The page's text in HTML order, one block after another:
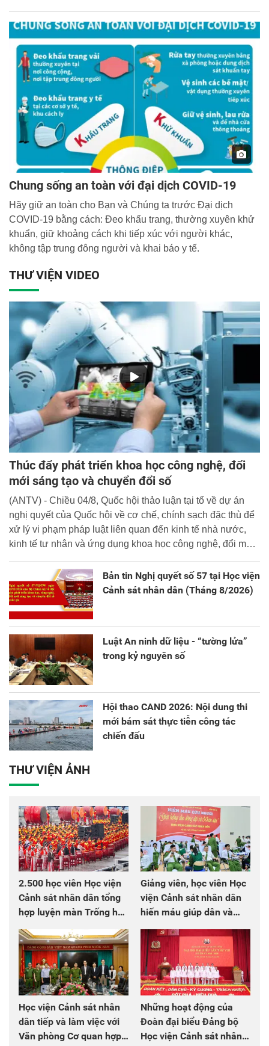
thiên tài, không chỉ tạo ra bước ngoặt to lớn của cách
mạng Việt Nam trong thế kỷ XX mà còn để lại nhiều bài
học kinh nghiệm quý báu.
Chung sống an toàn với đại dịch COVID-19
Hãy giữ an toàn cho Bạn và Chúng ta trước Đại dịch
COVID-19 bằng cách: Đeo khẩu trang, thường xuyên khử
khuẩn, giữ khoảng cách khi tiếp xúc với người khác,
không tập trung đông người và khai báo y tế.
THƯ VIỆN VIDEO
Thúc đẩy phát triển khoa học công nghệ, đổi
mới sáng tạo và chuyển đổi số
(ANTV) - Chiều 04/8, Quốc hội thảo luận tại tổ về dự án
nghị quyết của Quốc hội về cơ chế, chính sạch đặc thù để
xử lý vi phạm pháp luật liên quan đến kinh tế nhà nước,
kinh tế tư nhân và ứng dụng khoa học công nghệ, đổi mới
Bản tin Nghị quyết số 57 tại Học viện
Cảnh sát nhân dân (Tháng 8/2026)
Luật An ninh dữ liệu - “tường lửa”
trong kỷ nguyên số
Hội thao CAND 2026: Nội dung thi
mới bám sát thực tiễn công tác
chiến đấu
THƯ VIỆN ẢNH
2.500 học viên Học viện
Cảnh sát nhân dân tổng
hợp luyện màn Trống hội
chào mừng Đại hội Đảng
Giảng viên, học viên Học
viện Cảnh sát nhân dân
hiến máu giúp dân và
đồng đội
Học viện Cảnh sát nhân
dân tiếp và làm việc với
Văn phòng Cơ quan hợp
Những hoạt động của
Đoàn đại biểu Đảng bộ
Học viện Cảnh sát nhân